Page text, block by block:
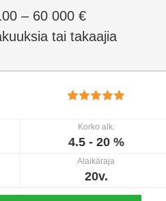
– 60 000 €
tai takaajia
Korko alk.
4.5 - 20 %
Alaikäraja
20v.